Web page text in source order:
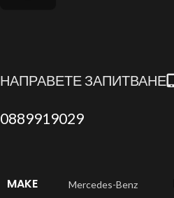
НАПРАВЕТЕ ЗАПИТВАНЕ
0889919029
MAKE Mercedes-Benz